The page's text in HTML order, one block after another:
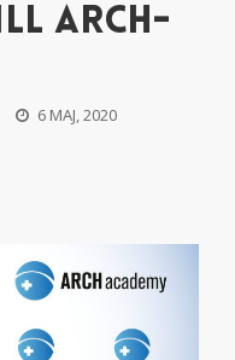
ARCH-
6 MAJ, 2020